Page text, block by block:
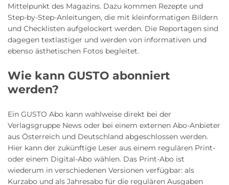
Mittelpunkt des Magazins. Dazu kommen Rezepte und
Step-by-Step-Anleitungen, die mit kleinformatigen Bildern
und Checklisten aufgelockert werden. Die Reportagen sind
dagegen textlastiger und werden von informativen und
ebenso ästhetischen Fotos begleitet.
Wie kann GUSTO abonniert
werden?
Ein GUSTO Abo kann wahlweise direkt bei der
Verlagsgruppe News oder bei einem externen Abo-Anbieter
aus Österreich und Deutschland abgeschlossen werden.
Hier kann der zukünftige Leser aus einem regulären Print-
oder einem Digital-Abo wählen. Das Print-Abo ist
wiederum in verschiedenen Versionen verfügbar: als
Kurzabo und als Jahresabo für die regulären Ausgaben